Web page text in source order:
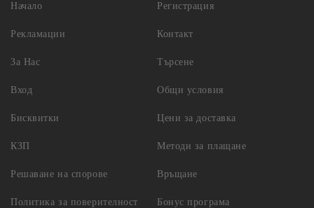
Начало
Рекламации
За Нас
Вход
Регистрация
Контакт
Търсене
Общи условия
Бисквитки
КЗП
Решаване на спорове
Политика за поверителност
Цени за доставка
Методи за плащане
Връщане
Бонус програма